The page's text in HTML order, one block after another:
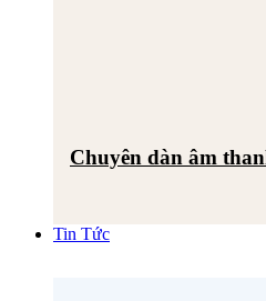
Chuyên dàn âm
Tin Tức